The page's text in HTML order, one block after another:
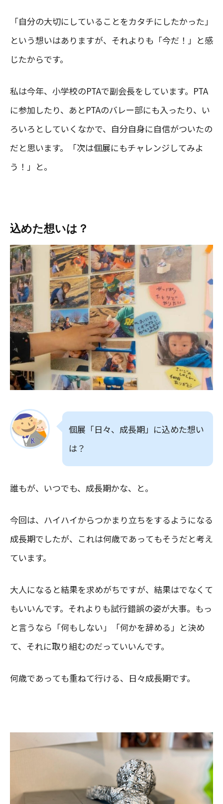
「自分の大切にしていることをカタチにしたかった」
という想いはありますが、それよりも「今だ！」と感
じたからです。
私は今年、小学校のPTAで副会長をしています。PTA
に参加したり、あとPTAのバレー部にも入ったり、い
ろいろとしていくなかで、自分自身に自信がついたの
だと思います。「次は個展にもチャレンジしてみよ
う！」と。
込めた想いは？
個展「日々、成長期」に込めた想い
は？
誰もが、いつでも、成長期かな、と。
今回は、ハイハイからつかまり立ちをするようになる
成長期でしたが、これは何歳であってもそうだと考え
ています。
大人になると結果を求めがちですが、結果はでなくて
もいいんです。それよりも試行錯誤の姿が大事。もっ
と言うなら「何もしない」「何かを辞める」と決め
て、それに取り組むのだっていいんです。
何歳であっても重ねて行ける、日々成長期です。